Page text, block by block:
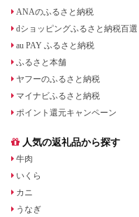
ANAのふるさと納税
dショッピングふるさと納税百選
au PAY ふるさと納税
ふるさと本舗
ヤフーのふるさと納税
マイナビふるさと納税
ポイント還元キャンペーン
人気の返礼品から探す
牛肉
いくら
カニ
うなぎ